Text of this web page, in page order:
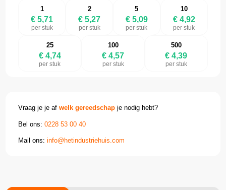
1
€ 5,71
per stuk
2
€ 5,27
per stuk
5
€ 5,09
per stuk
10
€ 4,92
per stuk
25
€ 4,74
per stuk
100
€ 4,57
per stuk
500
€ 4,39
per stuk
Vraag je je afwelk gereedschap je nodig hebt?
Bel ons:0228 53 00 40
Mail ons:info@hetindustriehuis.com